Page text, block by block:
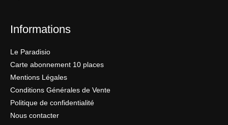
Informations
Le Paradisio
Carte abonnement 10 places
Mentions Légales
Conditions Générales de Vente
Politique de confidentialité
Nous contacter